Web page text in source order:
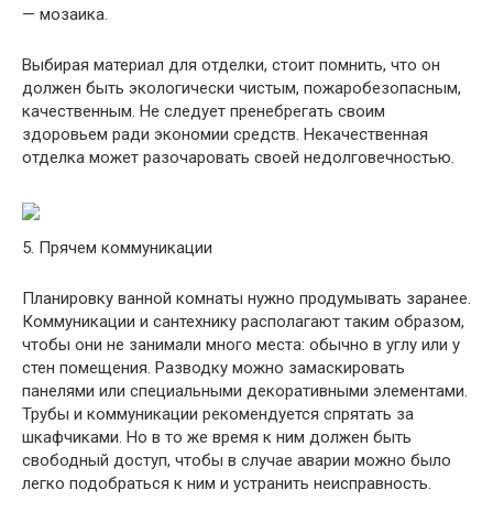
— мозаика.
Выбирая материал для отделки, стоит помнить, что он
должен быть экологически чистым, пожаробезопасным,
качественным. Не следует пренебрегать своим
здоровьем ради экономии средств. Некачественная
отделка может разочаровать своей недолговечностью.
5. Прячем коммуникации
Планировку ванной комнаты нужно продумывать заранее.
Коммуникации и сантехнику располагают таким образом,
чтобы они не занимали много места: обычно в углу или у
стен помещения. Разводку можно замаскировать
панелями или специальными декоративными элементами.
Трубы и коммуникации рекомендуется спрятать за
шкафчиками. Но в то же время к ним должен быть
свободный доступ, чтобы в случае аварии можно было
легко подобраться к ним и устранить неисправность.